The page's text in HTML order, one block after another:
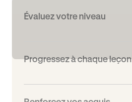
Évaluez votre niveau
Progressez à chaque leçon